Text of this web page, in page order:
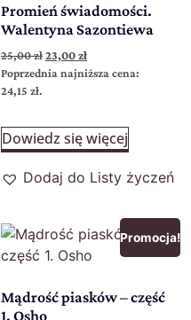
Promień świadomości.
Walentyna Sazontiewa
25,00zł 23,00 zł
Poprzednia najniższa cena:
24,15 zł.
Dowiedz się więcej
Dodaj do Listy życzeń
Promocja!
Mądrość piasków – część
1. Osho